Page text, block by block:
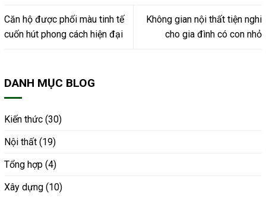
Căn hộ được phối màu tinh tế
cuốn hút phong cách hiện đại
Không gian nội thất tiện nghi
cho gia đình có con nhỏ
DANH MỤC BLOG
Kiến thức (30)
Nội thất (19)
Tổng hợp (4)
Xây dựng (10)